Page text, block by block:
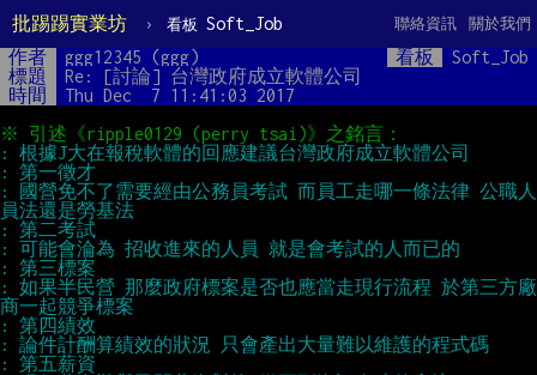
批踢踢實業坊 › 看板 Soft_Job 關於我們
聯絡資訊
作者 ggg12345 (ggg) 看板
Soft_Job
標題
Re: [討論] 台灣政府成立軟體公司
時間
Thu Dec  7 11:41:03 2017
: 國營免不了需要經由公務員考試 而員工走哪一條法律 公職人
: 如果半民營 那麼政府標案是否也應當走現行流程 於第三方廠